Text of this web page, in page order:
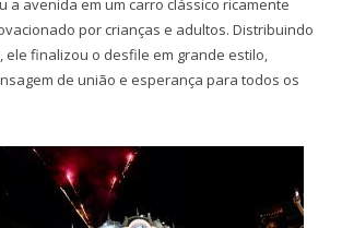
a avenida em um carro clássico ricamente
por crianças e adultos. Distribuindo
ele finalizou o desfile em grande estilo,
de união e esperança para todos os